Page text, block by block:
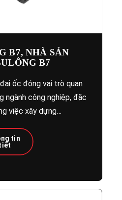
B7, NHÀ SẢN
B7
ốc đóng vai trò quan
ngành công nghiệp, đặc
việc xây dựng…
tin